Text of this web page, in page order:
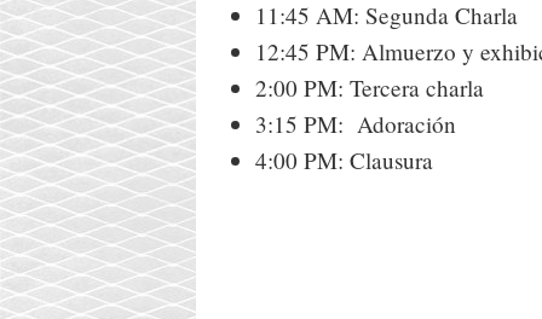
11:45 AM: Segunda Charla
12:45 PM: Almuerzo y
2:00 PM: Tercera charla
3:15 PM: Adoración
4:00 PM: Clausura